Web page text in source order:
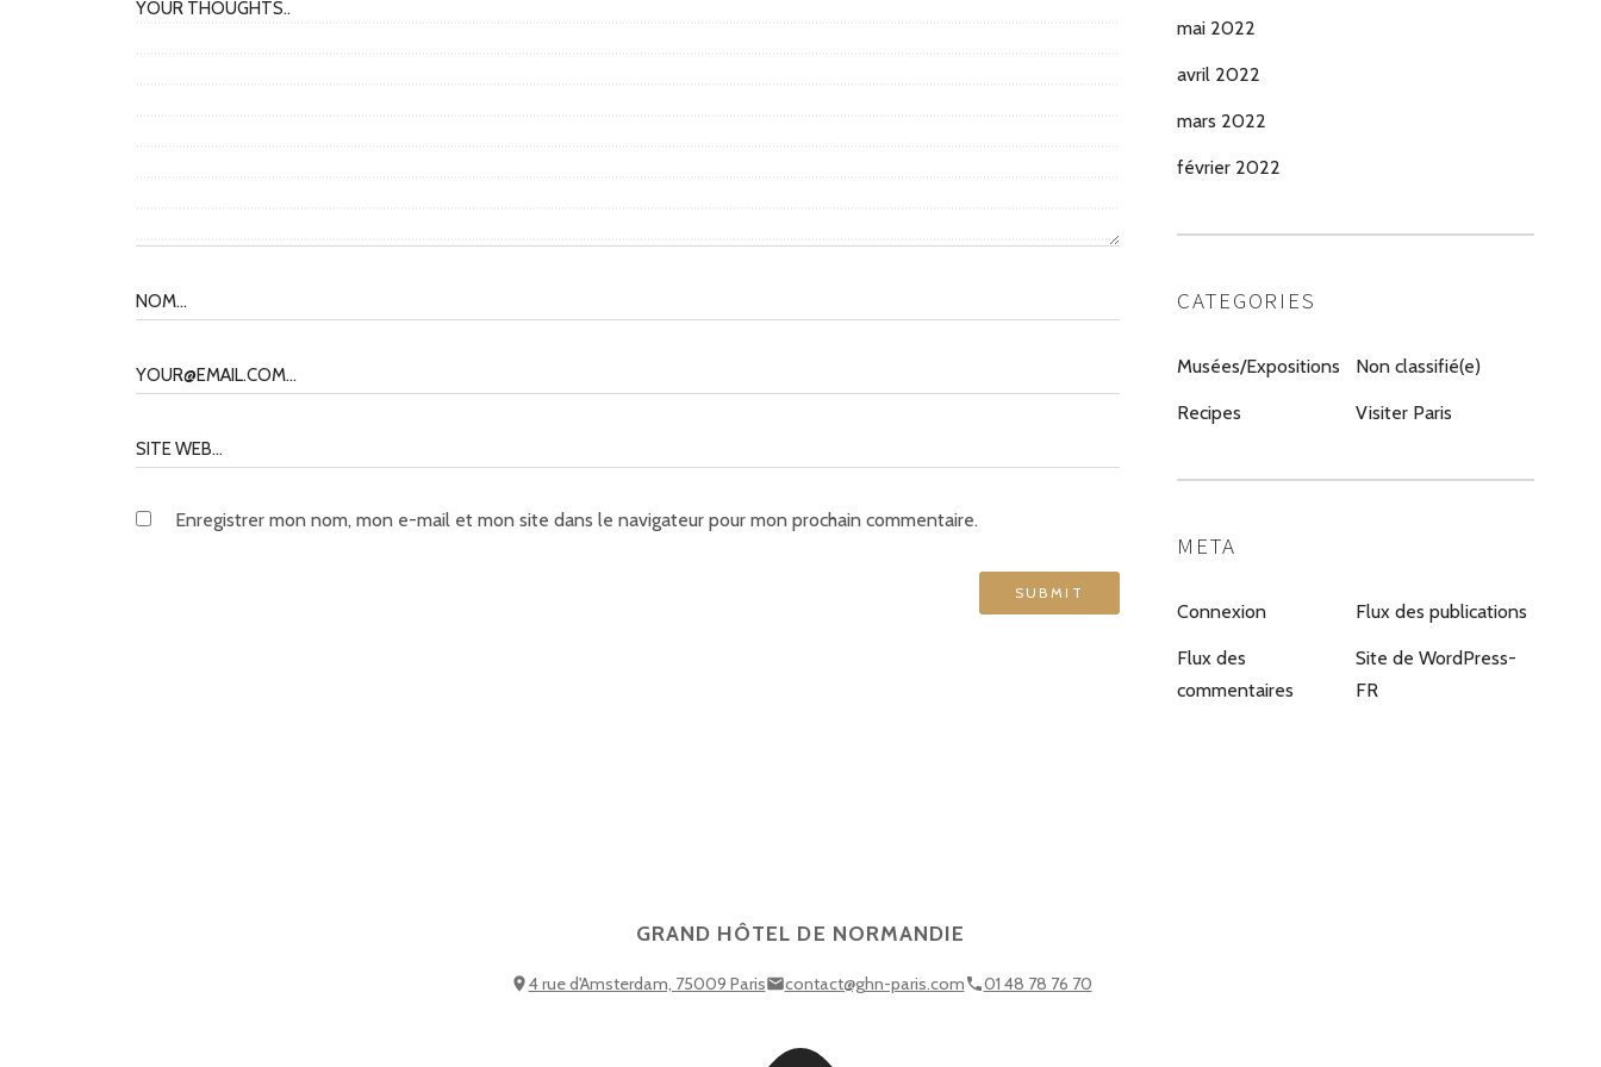
Enregistrer mon nom, mon e-mail et mon site dans le navigateur pour mon prochain commentaire.
mai 2022
avril 2022
mars 2022
février 2022
CATEGORIES
Musées/Expositions Non classifié(e)
Recipes Visiter Paris
META
Connexion Flux des publications
Flux des
commentaires
Site de WordPress-
FR
GRAND HÔTEL DE NORMANDIE
4 rue d'Amsterdam, 75009 Paris contact@ghn-paris.com 01 48 78 76 70